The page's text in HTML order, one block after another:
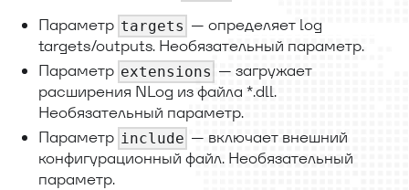
Параметр targets — определяет log
targets/outputs. Необязательный параметр.
Параметр extensions — загружает
расширения NLog из файла *.dll.
Необязательный параметр.
Параметр include — включает внешний
конфигурационный файл. Необязательный
параметр.